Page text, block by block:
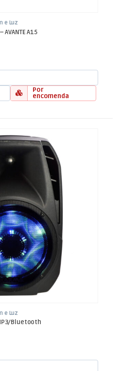
e Luz
A15
Por
encomenda
e Luz
Bluetooth